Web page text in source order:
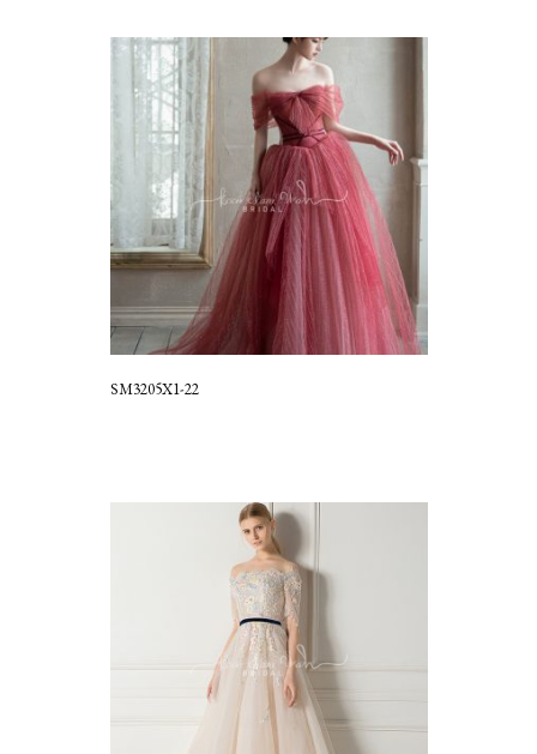
SM3205X1-22